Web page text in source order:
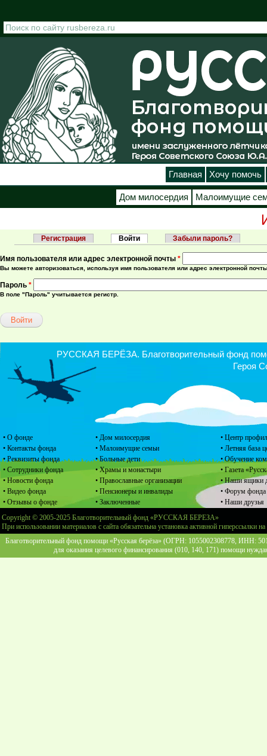
Главная Хочу помочь
Дом милосердия Малоимущие
Главные вкладки
Регистрация Войти (активная вкладка)
Забыли пароль?
Имя пользователя или адрес электронной почты *
Вы можете авторизоваться, используя имя пользователя или адрес электронной
Пароль *
В поле "Пароль" учитывается регистр.
• О фонде
• Контакты фонда
• Реквизиты фонда
• Сотрудники фонда
• Новости фонда
• Видео фонда
• Отзывы о фонде
• Дом милосердия
• Малоимущие семьи
• Больные дети
• Храмы и монастыри
• Православные организации
• Пенсионеры и инвалиды
• Заключенные
• Центр
• Летняя база
• Обучение
• Газета
• Наши ящики
• Форум фонда
• Наши друзья
РУССКАЯ БЕРЁЗА. Благотворительный фонд
Героя
Copyright © 2005-2025 Благотворительный фонд «РУССКАЯ БЕРЕЗА»
При использовании материалов с сайта обязательна установка активной гиперссылки
Благотворительный фонд помощи «Русская берёза» (ОГРН: 1055002308778, ИНН:
для оказания целевого финансирования (010, 140, 171) помощи